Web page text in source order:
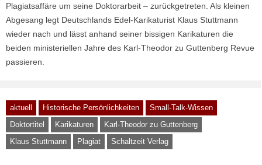
Plagiatsaffäre um seine Doktorarbeit – zurückgetreten. Als kleinen
Abgesang legt Deutschlands Edel-Karikaturist Klaus Stuttmann
wieder nach und lässt anhand seiner bissigen Karikaturen die
beiden ministeriellen Jahre des Karl-Theodor zu Guttenberg Revue
passieren.
aktuell Historische Persönlichkeiten
Small-Talk-Wissen
Doktortitel
Karikaturen
Karl-Theodor zu Guttenberg
Klaus Stuttmann
Plagiat Schaltzeit Verlag